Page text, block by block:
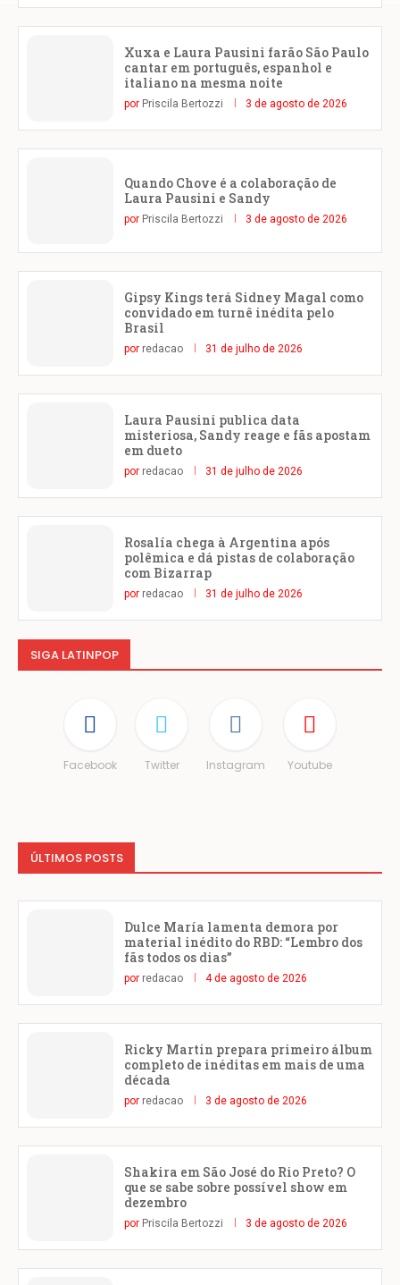
Xuxa e Laura Pausini farão São Paulo
cantar em português, espanhol e
italiano na mesma noite
por Priscila Bertozzi 3 de agosto de 2026
Quando Chove é a colaboração de
Laura Pausini e Sandy
por Priscila Bertozzi 3 de agosto de 2026
Gipsy Kings terá Sidney Magal como
convidado em turnê inédita pelo
Brasil
por redacao 31 de julho de 2026
Laura Pausini publica data
misteriosa, Sandy reage e fãs apostam
em dueto
por redacao 31 de julho de 2026
Rosalía chega à Argentina após
polêmica e dá pistas de colaboração
com Bizarrap
por redacao 31 de julho de 2026
SIGA LATINPOP
Facebook Twitter Instagram Youtube
ÚLTIMOS POSTS
Dulce María lamenta demora por
material inédito do RBD: “Lembro dos
fãs todos os dias”
por redacao 4 de agosto de 2026
Ricky Martin prepara primeiro álbum
completo de inéditas em mais de uma
década
por redacao 3 de agosto de 2026
Shakira em São José do Rio Preto? O
que se sabe sobre possível show em
dezembro
por Priscila Bertozzi 3 de agosto de 2026